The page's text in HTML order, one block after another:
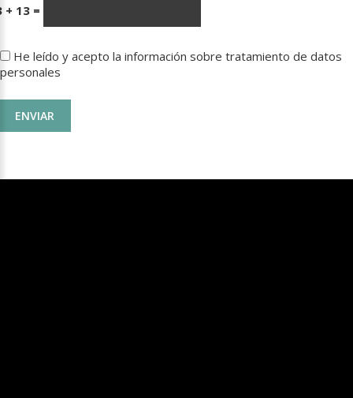
+ 13 =
He leído y acepto la información sobre tratamiento de datos
personales